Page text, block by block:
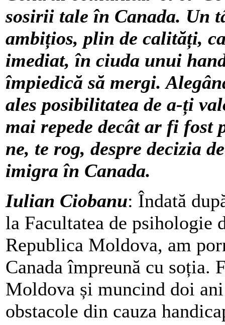
sosirii tale în Canada. Un
ambițios, plin de calități,
imediat, în ciuda unui
împiedică să mergi.
ales posibilitatea de a-ți
mai repede decât ar fi fost
ne, te rog, despre decizia
imigra în Canada.
Iulian Ciobanu: Îndată
la Facultatea de psihologie
Republica Moldova, am
Canada împreună cu soția.
Moldova și muncind doi
obstacole din cauza